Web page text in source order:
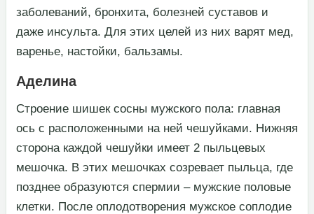
заболеваний, бронхита, болезней суставов и
даже инсульта. Для этих целей из них варят мед,
варенье, настойки, бальзамы.​
Аделина
​Строение шишек сосны мужского пола: главная
ось с расположенными на ней чешуйками. Нижняя
сторона каждой чешуйки имеет 2 пыльцевых
мешочка. В этих мешочках созревает пыльца, где
позднее образуются спермии – мужские половые
клетки. После оплодотворения мужское соплодие